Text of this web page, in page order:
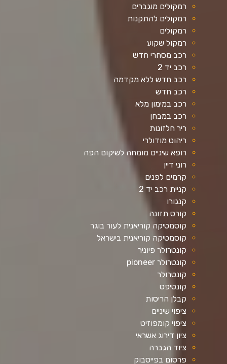
רמקולים מוגברים
רמקולים להתקנות
רמקולים
רמקול שקוע
רכב מסחרי חדש
רכב יד 2
רכב חדש ללא מקדמה
רכב חדש
רכב במימון מלא
רכב במבחן
ריר חלזונות
ריהוט מודולרי
רופא שיניים מומחה לשיקום הפה
רוני דיין
קרמים לפנים
קניית רכב יד 2
קנגורו
קורס תזונה
קוסמטיקה קוריאנית לעור בוגר
קוסמטיקה קוריאנית בישראל
קונטרולר פיוניר
קונטרולר pioneer
קונטרולר
קונטיפט
קבלן הריסות
ציפוי שיניים
ציפוי קומפוזיט
ציון דירוג אשראי
ציוד הגברה
פרסום בפייסבוק